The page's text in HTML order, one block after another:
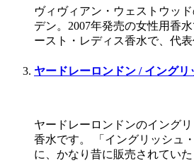
ヴィヴィアン・ウェストウッ
デン。2007年発売の女性用香
ースト・レディス香水で、代
ヤードレーロンドン / イングリ
ヤードレーロンドンのイング
香水です。 「イングリッシュ
に、かなり昔に販売されてい